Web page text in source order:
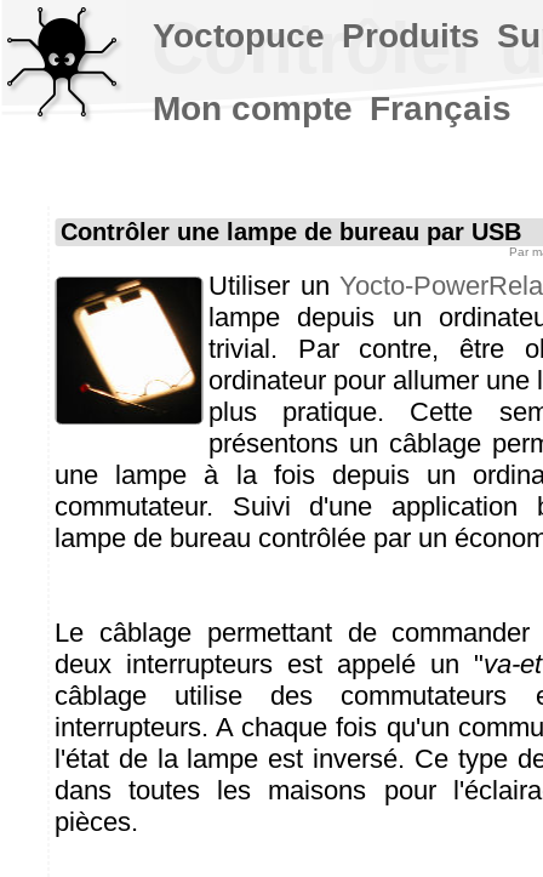
Contrôler
Contrôler une lampe de bureau par USB
Par
Utiliser unYocto-
lampe depuis un
trivial. Par contre, être
ordinateur pour allumer une
plus pratique. Cette
présentons un câblage
une lampe à la fois depuis un
commutateur. Suivi d'une application
lampe de bureau contrôlée par un
Le câblage permettant de
deux interrupteurs est appelé un "va-
câblage utilise des
interrupteurs. A chaque fois qu'un
l'état de la lampe est inversé. Ce type
dans toutes les maisons pour
pièces.
Yoctopuce Produits
Mon compte Français